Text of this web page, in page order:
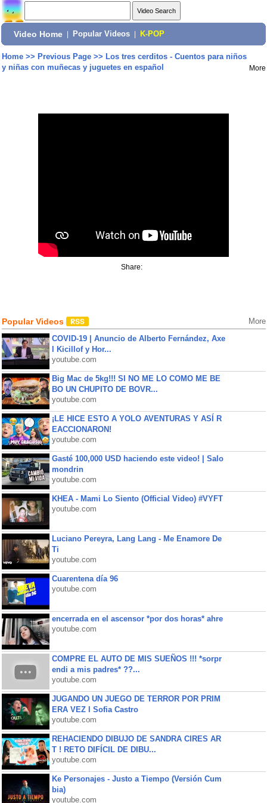
Video Home Popular Videos K-POP
Home>> Previous Page>> Los tres cerditos - Cuentos para niños
y niñas con muñecas y juguetes en español
More
Share:
Popular Videos More
COVID-19 | Anuncio de Alberto Fernández, Axe
l Kicillof y Hor...
youtube.com
Big Mac de 5kg!!! SI NO ME LO COMO ME BE
BO UN CHUPITO DE BOVR...
youtube.com
¡LE HICE ESTO A YOLO AVENTURAS Y ASÍ R
EACCIONARON!
youtube.com
Gasté 100,000 USD haciendo este video! | Salo
mondrin
youtube.com
KHEA - Mami Lo Siento (Official Video) #VYFT
youtube.com
Luciano Pereyra, Lang Lang - Me Enamore De
Ti
youtube.com
Cuarentena día 96
youtube.com
encerrada en el ascensor *por dos horas* ahre
youtube.com
COMPRE EL AUTO DE MIS SUEÑOS !!! *sorpr
endi a mis padres* ??...
youtube.com
JUGANDO UN JUEGO DE TERROR POR PRIM
ERA VEZ l Sofia Castro
youtube.com
REHACIENDO DIBUJO DE SANDRA CIRES AR
T ! RETO DIFÍCIL DE DIBU...
youtube.com
Ke Personajes - Justo a Tiempo (Versión Cum
bia)
youtube.com